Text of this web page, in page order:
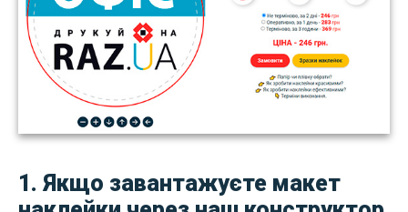
1. Якщо завантажуєте макет